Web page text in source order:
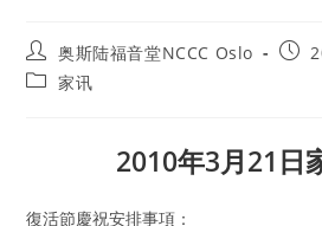
Post
author:
奥斯陆福音堂NCCC Oslo
Post
Post家讯
2010年3月21日
復活節慶祝安排事項：